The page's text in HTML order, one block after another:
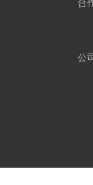
合
公